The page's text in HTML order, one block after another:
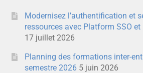
Modernisez l’authentification et
ressources avec Platform SSO et
17 juillet 2026
Planning des formations inter-
semestre 2026 5 juin 2026